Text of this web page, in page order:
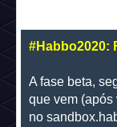
#Habbo2020:
A fase beta,
que vem
no